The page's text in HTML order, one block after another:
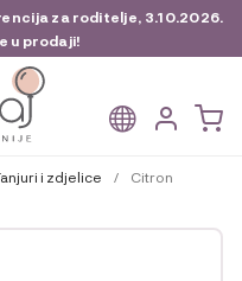
za roditelje, 3.10.2026.
u prodaji!
i zdjelice /
Citron